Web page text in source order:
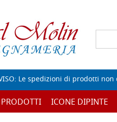
Le spedizioni di prodotti
PRODOTTI ICONE DIPINTE